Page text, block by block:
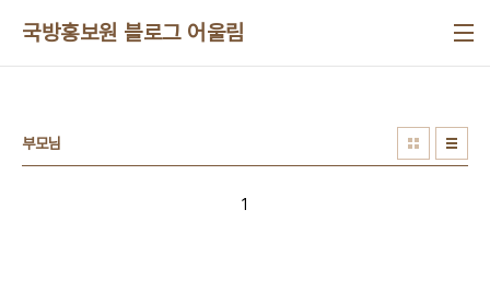
국방홍보원 블로그 어울림
부모님
1